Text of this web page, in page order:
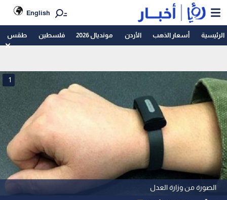
English
الرئيسية أسعار الذهب الأردن مونديال 2026 فلسطين طقس
الصورة من وزارة العدل
1